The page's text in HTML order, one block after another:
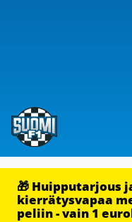
🎁 Huipputarjous
kierrätysvapaa
peliin - vain 1